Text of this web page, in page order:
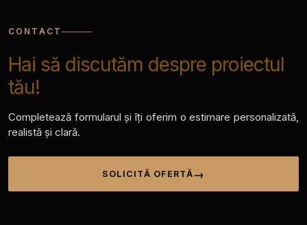
CONTACT
Hai să discutăm despre proiectul
tău!
Completează formularul și îți oferim o estimare personalizată,
realistă și clară.
SOLICITĂ OFERTĂ